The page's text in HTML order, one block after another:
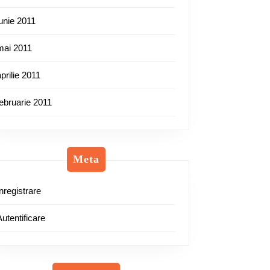
2011
2011
2011
2011
Meta